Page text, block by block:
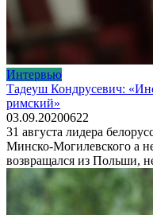
Интервью
Тадеуш Кондрусевич:
римский»
03.09.20200622
31 августа лидера
Минско-Могилевского а
возвращался из Польши,